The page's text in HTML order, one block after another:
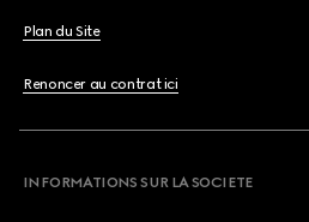
Plan du Site
Renoncer au contrat ici
INFORMATIONS SUR LA SOCIETE